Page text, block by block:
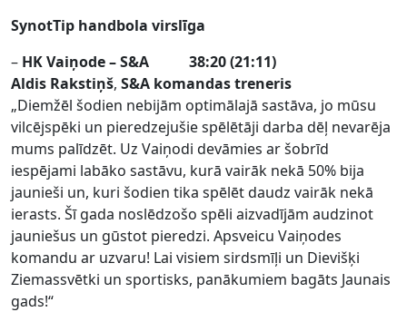
SynotTip handbola virslīga
– HK Vaiņode – S&A 38:20 (21:11)
Aldis Rakstiņš, S&A komandas treneris
„Diemžēl šodien nebijām optimālajā sastāva, jo mūsu
vilcējspēki un pieredzejušie spēlētāji darba dēļ nevarēja
mums palīdzēt. Uz Vaiņodi devāmies ar šobrīd
iespējami labāko sastāvu, kurā vairāk nekā 50% bija
jaunieši un, kuri šodien tika spēlēt daudz vairāk nekā
ierasts. Šī gada noslēdzošo spēli aizvadījām audzinot
jauniešus un gūstot pieredzi. Apsveicu Vaiņodes
komandu ar uzvaru! Lai visiem sirdsmīļi un Dievišķi
Ziemassvētki un sportisks, panākumiem bagāts Jaunais
gads!“